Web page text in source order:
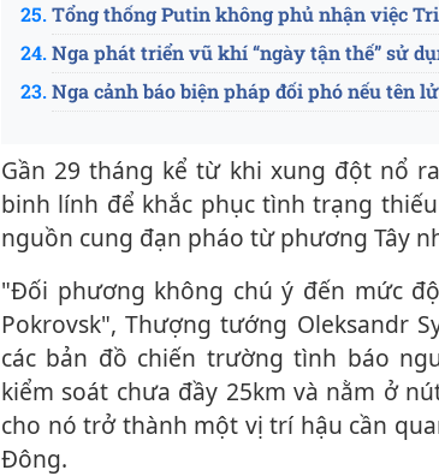
Tổng thống Putin không phủ nhận việc
Nga phát triển vũ khí “ngày tận thế” sử
Nga cảnh báo biện pháp đối phó nếu tên
Gần 29 tháng kể từ khi xung đột nổ ra, Ukraine đã tăng cường nỗ lực huy động
binh lính để khắc phục tình trạng
nguồn cung đạn pháo từ phương Tây
"Đối phương không chú ý đến mức độ tổn thất khá cao và tiếp tục tiến về phía
Pokrovsk", Thượng tướng Oleksandr
các bản đồ chiến trường tình báo
kiểm soát chưa đầy 25km và nằm ở
cho nó trở thành một vị trí hậu cần
Đông.